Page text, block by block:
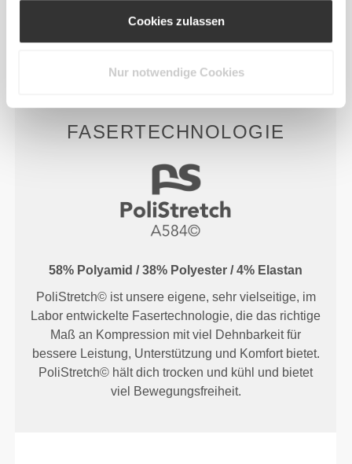
Cookies zulassen
Nur notwendige Cookies
leistet mehr, fühlt sich besser an und ist
schonender für die Umwelt.
FASERTECHNOLOGIE
58% Polyamid / 38% Polyester / 4% Elastan
PoliStretch© ist unsere eigene, sehr vielseitige, im
Labor entwickelte Fasertechnologie, die das richtige
Maß an Kompression mit viel Dehnbarkeit für
bessere Leistung, Unterstützung und Komfort bietet.
PoliStretch© hält dich trocken und kühl und bietet
viel Bewegungsfreiheit.